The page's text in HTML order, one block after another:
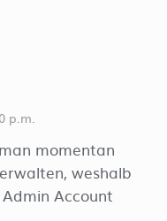
p.m.
momentan
weshalb
Account